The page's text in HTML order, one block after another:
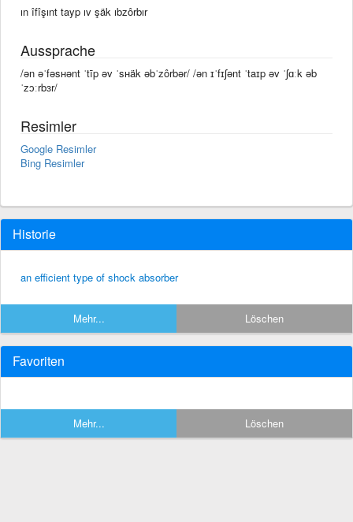
ın îfîşınt tayp ıv şäk ıbzôrbır
Aussprache
/ən əˈfəsʜənt ˈtīp əv ˈsʜäk əbˈzôrbər/ /ən ɪˈfɪʃənt ˈtaɪp əv ˈʃɑːk əb
ˈzɔːrbɜr/
Resimler
Google Resimler
Bing Resimler
Historie
an efficient type of shock absorber
Mehr... Löschen
Favoriten
Mehr... Löschen